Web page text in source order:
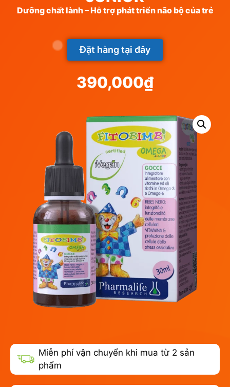
Dưỡng chất lành – Hỗ trợ phát triển não bộ của trẻ
Đặt hàng tại đây
390,000₫
Miễn phí vận chuyển khi mua từ 2 sản
phẩm